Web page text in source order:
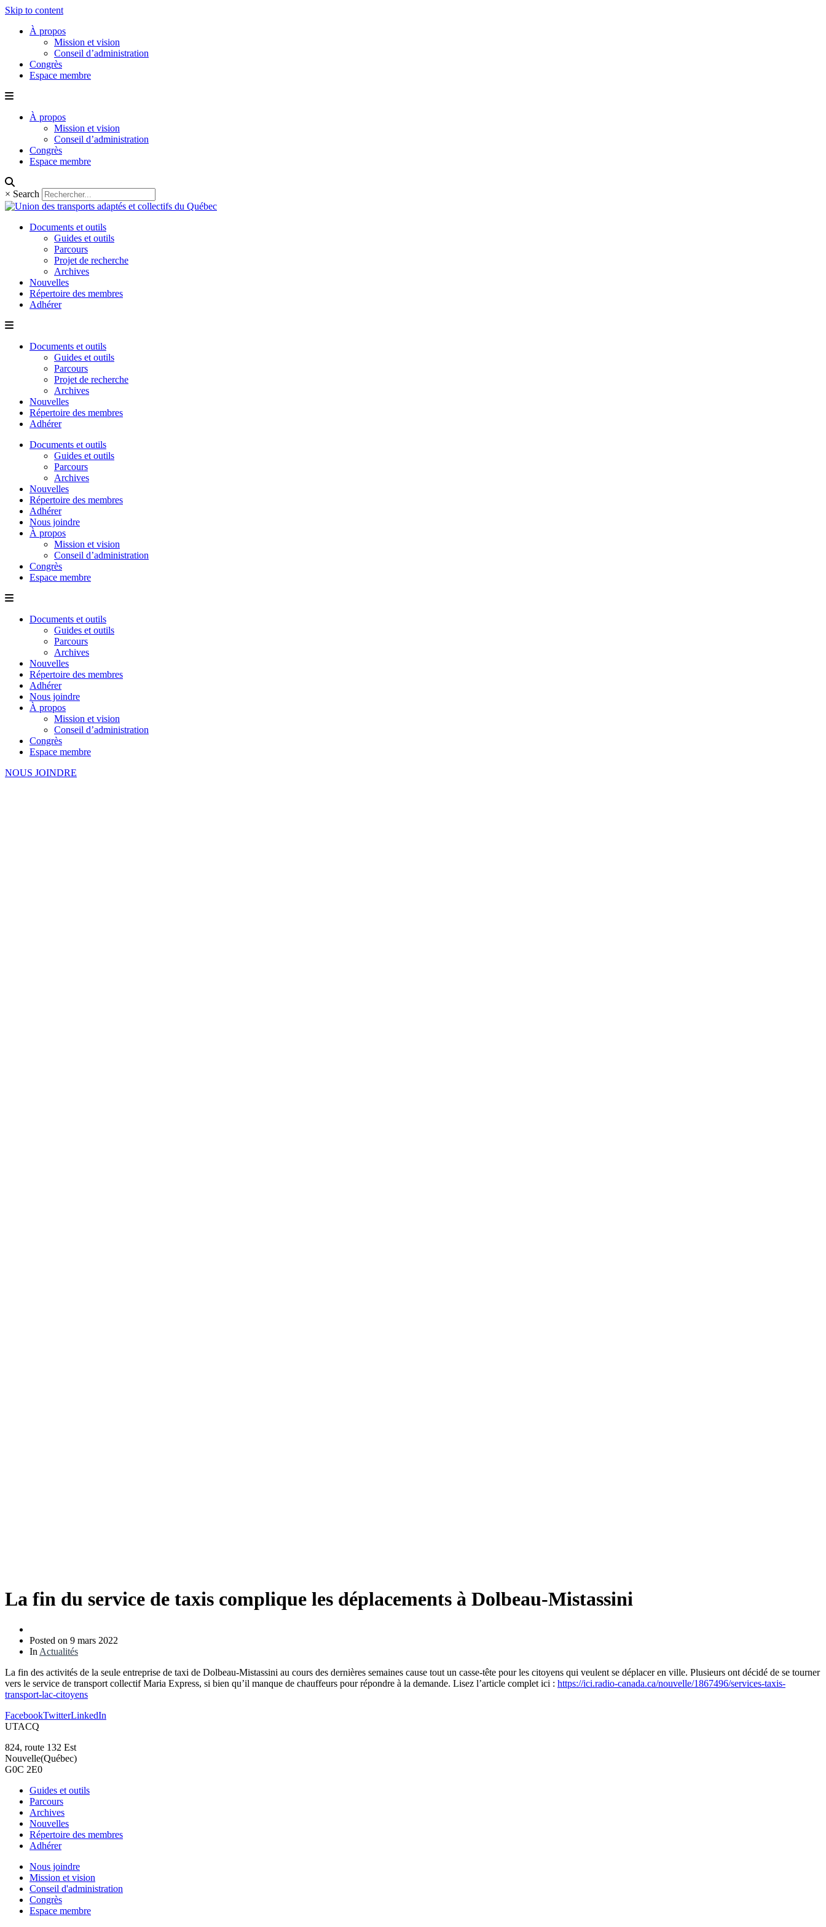
Skip to content
À propos
Mission et vision
Conseil d’administration
Congrès
Espace membre
À propos
Mission et vision
Conseil d’administration
Congrès
Espace membre
× Search
Documents et outils
Guides et outils
Parcours
Projet de recherche
Archives
Nouvelles
Répertoire des membres
Adhérer
Documents et outils
Guides et outils
Parcours
Projet de recherche
Archives
Nouvelles
Répertoire des membres
Adhérer
Documents et outils
Guides et outils
Parcours
Archives
Nouvelles
Répertoire des membres
Adhérer
Nous joindre
À propos
Mission et vision
Conseil d’administration
Congrès
Espace membre
Documents et outils
Guides et outils
Parcours
Archives
Nouvelles
Répertoire des membres
Adhérer
Nous joindre
À propos
Mission et vision
Conseil d’administration
Congrès
Espace membre
NOUS JOINDRE
La fin du service de taxis complique les déplacements à Dolbeau-Mistassini
Posted on 9 mars 2022
In Actualités
La fin des activités de la seule entreprise de taxi de Dolbeau-Mistassini au cours des dernières semaines cause tout un casse-tête pour les citoyens qui veulent se déplacer en ville. Plusieurs ont décidé de se tourner
vers le service de transport collectif Maria Express, si bien qu’il manque de chauffeurs pour répondre à la demande. Lisez l’article complet ici : https://ici.radio-canada.ca/nouvelle/1867496/services-taxis-
transport-lac-citoyens
FacebookTwitterLinkedIn
UTACQ
824, route 132 Est
Nouvelle(Québec)
G0C 2E0
Guides et outils
Parcours
Archives
Nouvelles
Répertoire des membres
Adhérer
Nous joindre
Mission et vision
Conseil d'administration
Congrès
Espace membre